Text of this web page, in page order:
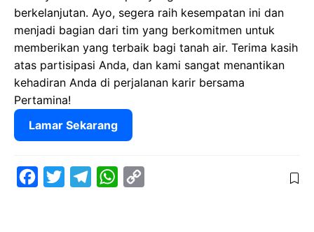
berkelanjutan. Ayo, segera raih kesempatan ini dan
menjadi bagian dari tim yang berkomitmen untuk
memberikan yang terbaik bagi tanah air. Terima kasih
atas partisipasi Anda, dan kami sangat menantikan
kehadiran Anda di perjalanan karir bersama
Pertamina!
Lamar Sekarang
W